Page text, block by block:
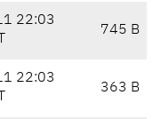
22:03
745 B
22:03
363 B